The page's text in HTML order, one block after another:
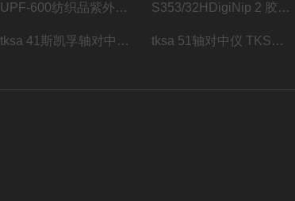
UPF-600纺织品紫外线防护系数分析仪 S353/32HDigiNip 2 胶辊压区检测仪传感器
tksa 41斯凯孚轴对中仪 TKSA 41 tksa 51轴对中仪 TKSA 51